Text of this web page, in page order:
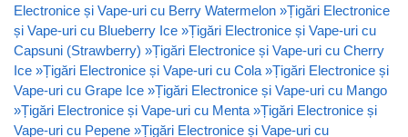
Electronice și Vape-uri cu Berry Watermelon »Țigări Electronice
și Vape-uri cu Blueberry Ice »Țigări Electronice și Vape-uri cu
Capsuni (Strawberry) »Țigări Electronice și Vape-uri cu Cherry
Ice »Țigări Electronice și Vape-uri cu Cola »Țigări Electronice și
Vape-uri cu Grape Ice »Țigări Electronice și Vape-uri cu Mango
»Țigări Electronice și Vape-uri cu Menta »Țigări Electronice și
Vape-uri cu Pepene »Țigări Electronice și Vape-uri cu